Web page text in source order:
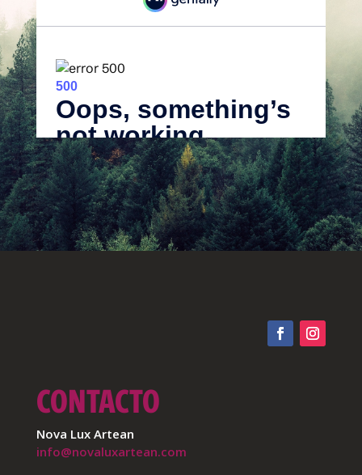
CONTACTO
Nova Lux Artean
info@novaluxartean.com